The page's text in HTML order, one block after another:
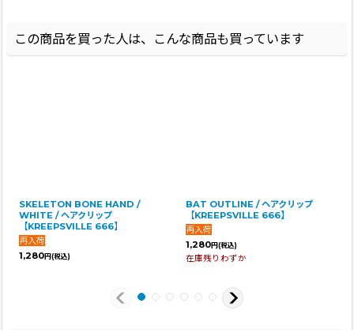
この商品を買った人は、こんな商品も買っています
SKELETON BONE HAND /
WHITE / ヘアクリップ
【KREEPSVILLE 666】
1,280円 (税込)
BAT OUTLINE / ヘアクリップ
【KREEPSVILLE 666】
1,280円 (税込)
在庫残りわずか